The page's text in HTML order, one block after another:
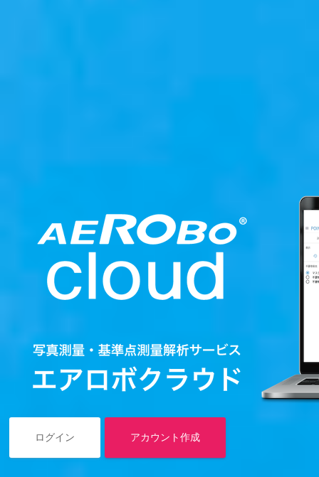
ログイン アカウント作成